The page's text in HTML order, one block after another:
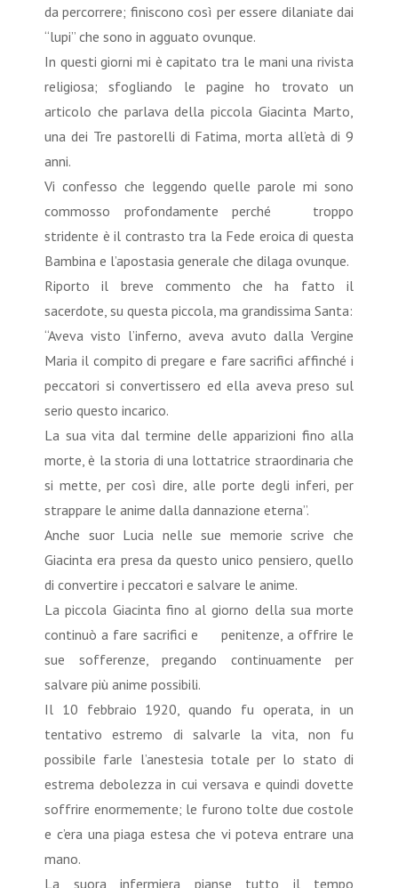
da percorrere; finiscono così per essere dilaniate dai
“lupi” che sono in agguato ovunque.
In questi giorni mi è capitato tra le mani una rivista
religiosa; sfogliando le pagine ho trovato un
articolo che parlava della piccola Giacinta Marto,
una dei Tre pastorelli di Fatima, morta all’età di 9
anni.
Vi confesso che leggendo quelle parole mi sono
commosso profondamente perché troppo
stridente è il contrasto tra la Fede eroica di questa
Bambina e l’apostasia generale che dilaga ovunque.
Riporto il breve commento che ha fatto il
sacerdote, su questa piccola, ma grandissima Santa:
“Aveva visto l’inferno, aveva avuto dalla Vergine
Maria il compito di pregare e fare sacrifici affinché i
peccatori si convertissero ed ella aveva preso sul
serio questo incarico.
La sua vita dal termine delle apparizioni fino alla
morte, è la storia di una lottatrice straordinaria che
si mette, per così dire, alle porte degli inferi, per
strappare le anime dalla dannazione eterna”.
Anche suor Lucia nelle sue memorie scrive che
Giacinta era presa da questo unico pensiero, quello
di convertire i peccatori e salvare le anime.
La piccola Giacinta fino al giorno della sua morte
continuò a fare sacrifici e penitenze, a offrire le
sue sofferenze, pregando continuamente per
salvare più anime possibili.
Il 10 febbraio 1920, quando fu operata, in un
tentativo estremo di salvarle la vita, non fu
possibile farle l’anestesia totale per lo stato di
estrema debolezza in cui versava e quindi dovette
soffrire enormemente; le furono tolte due costole
e c’era una piaga estesa che vi poteva entrare una
mano.
La suora infermiera pianse tutto il tempo